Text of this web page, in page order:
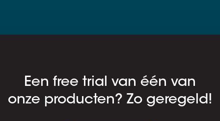
Een free trial van één van
onze producten? Zo geregeld!